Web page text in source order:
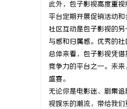
此外，包子影视高度重
平台定期开展促销活动
社区互动是包子影视的
与感和归属感。优秀的
总体来看，包子影视凭
竞争力的平台之一。未
盛宴。
无论你是电影迷、剧集
视娱乐的潮流，带给我们
贝净 AC 国际医疗实验室，